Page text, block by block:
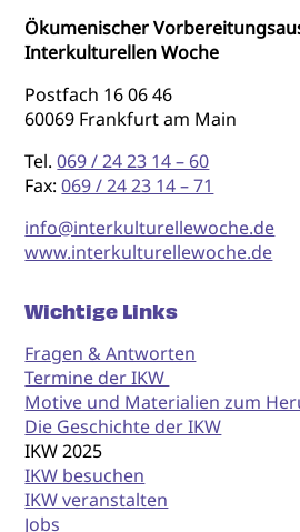
Ökumenischer
Interkulturellen Woche
Postfach 16 06 46
60069 Frankfurt am Main
Tel.069 / 24 23 14 – 60
Fax:069 / 24 23 14 – 71
info@interkulturellewoche.de
www.interkulturellewoche.de
Wichtige Links
Fragen & Antworten
Termine der IKW
Motive und Materialien zum
Die Geschichte der IKW
IKW 2025
IKW besuchen
IKW veranstalten
Jobs